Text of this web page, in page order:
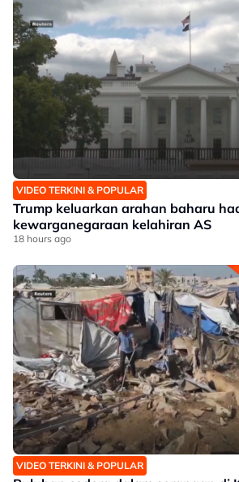
VIDEO TERKINI & POPULAR
Trump keluarkan arahan baharu
kewarganegaraan kelahiran AS
18 hours ago
VIDEO TERKINI & POPULAR